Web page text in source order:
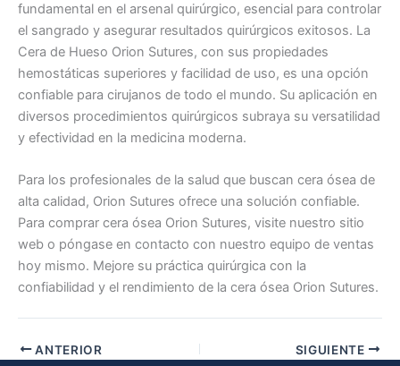
Enviar
fundamental en el arsenal quirúrgico, esencial para controlar
el sangrado y asegurar resultados quirúrgicos exitosos. La
Cera de Hueso Orion Sutures, con sus propiedades
hemostáticas superiores y facilidad de uso, es una opción
confiable para cirujanos de todo el mundo. Su aplicación en
diversos procedimientos quirúrgicos subraya su versatilidad
y efectividad en la medicina moderna.
Para los profesionales de la salud que buscan cera ósea de
alta calidad, Orion Sutures ofrece una solución confiable.
Para comprar cera ósea Orion Sutures, visite nuestro sitio
web o póngase en contacto con nuestro equipo de ventas
hoy mismo. Mejore su práctica quirúrgica con la
confiabilidad y el rendimiento de la cera ósea Orion Sutures.
ANTERIOR SIGUIENTE